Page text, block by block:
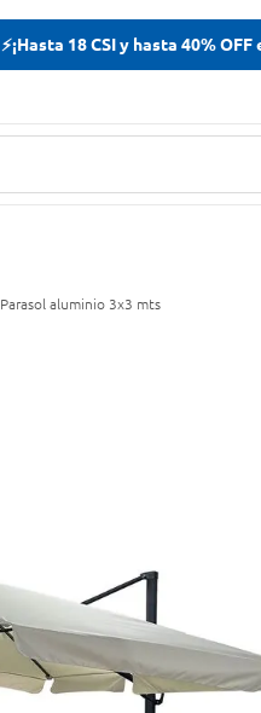
⚡¡Hasta 18 CSI y hasta 40%
Parasol aluminio 3x3 mts